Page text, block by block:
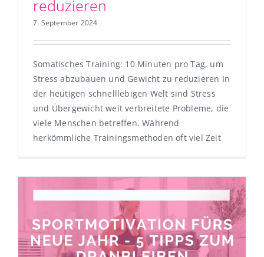
reduzieren
7. September 2024
Somatisches Training: 10 Minuten pro Tag, um
Stress abzubauen und Gewicht zu reduzieren In
der heutigen schnelllebigen Welt sind Stress
und Übergewicht weit verbreitete Probleme, die
viele Menschen betreffen. Während
herkömmliche Trainingsmethoden oft viel Zeit